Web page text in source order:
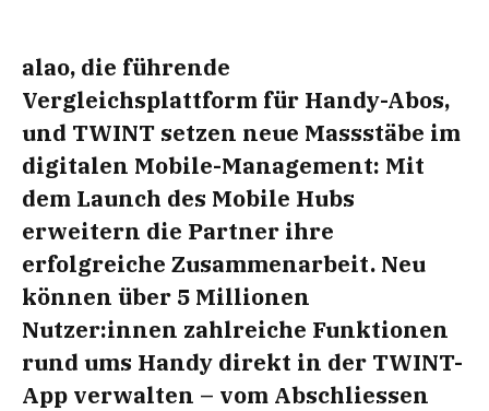
alao, die führende
Vergleichsplattform für Handy-Abos,
und TWINT setzen neue Massstäbe im
digitalen Mobile-Management: Mit
dem Launch des Mobile Hubs
erweitern die Partner ihre
erfolgreiche Zusammenarbeit. Neu
können über 5 Millionen
Nutzer:innen zahlreiche Funktionen
rund ums Handy direkt in der TWINT-
App verwalten – vom Abschliessen